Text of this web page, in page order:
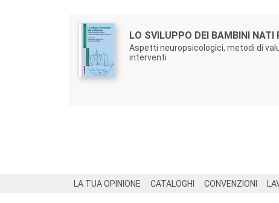
Autori:
Titolo:
LO SVILUPPO DEI BAMBINI NATI
Aspetti neuropsicologici, metodi di
interventi
LA TUA OPINIONE CATALOGHI CONVENZIONI